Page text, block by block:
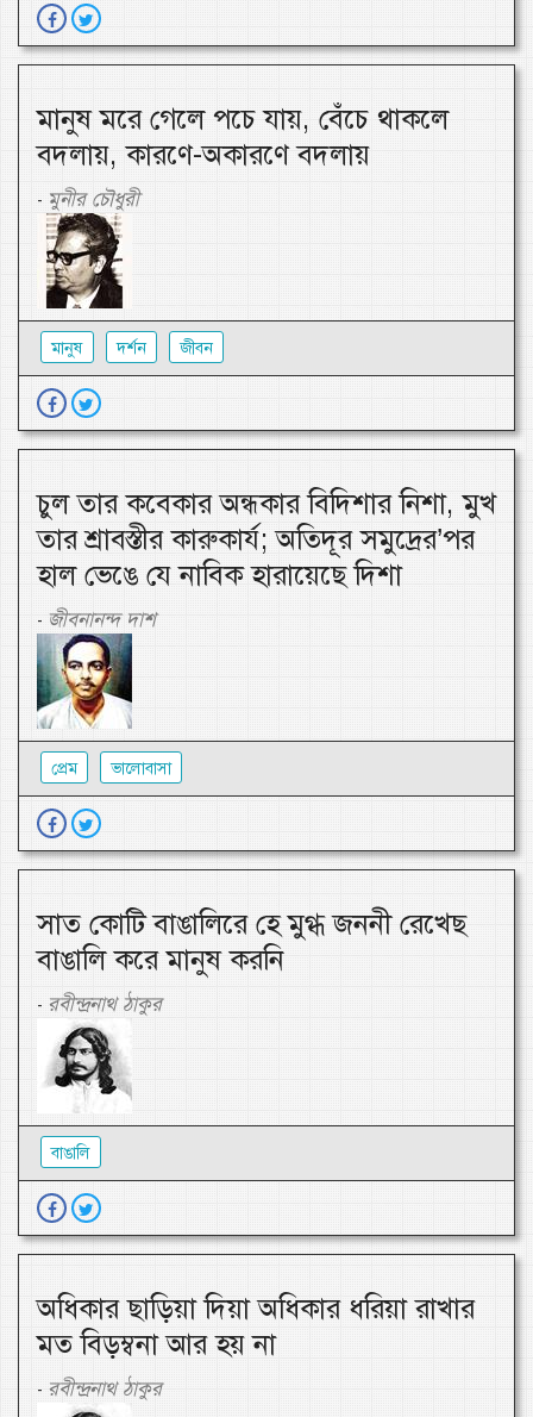
মানুষ মরে গেলে পচে যায়, বেঁচে থাকলে
বদলায়, কারণে-অকারণে বদলায়
- মুনীর চৌধুরী
মানুষ দর্শন জীবন
চুল তার কবেকার অন্ধকার বিদিশার নিশা, মুখ
তার শ্রাবস্তীর কারুকার্য; অতিদূর সমুদ্রের’পর
হাল ভেঙে যে নাবিক হারায়েছে দিশা
- জীবনানন্দ দাশ
প্রেম ভালোবাসা
সাত কোটি বাঙালিরে হে মুগ্ধ জননী রেখেছ
বাঙালি করে মানুষ করনি
- রবীন্দ্রনাথ ঠাকুর
বাঙালি
অধিকার ছাড়িয়া দিয়া অধিকার ধরিয়া রাখার
মত বিড়ম্বনা আর হয় না
- রবীন্দ্রনাথ ঠাকুর